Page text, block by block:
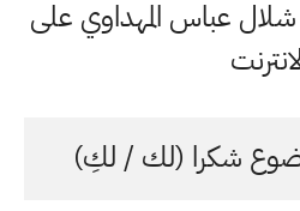
عباس المهداوي على
شكرا (لك / لكِ)